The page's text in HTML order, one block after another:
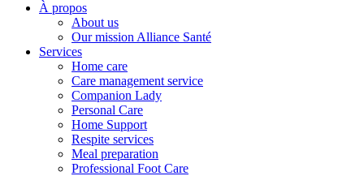
À propos
About us
Our mission Alliance Santé
Services
Home care
Care management service
Companion Lady
Personal Care
Home Support
Respite services
Meal preparation
Professional Foot Care